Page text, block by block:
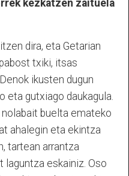
kezkatzen zaituela
dira, eta Getarian
txiki, itsas
ikusten dugun
eta gutxiago daukagula.
nolabait buelta emateko
ahalegin eta ekintza
tartean arrantza
laguntza eskainiz. Oso